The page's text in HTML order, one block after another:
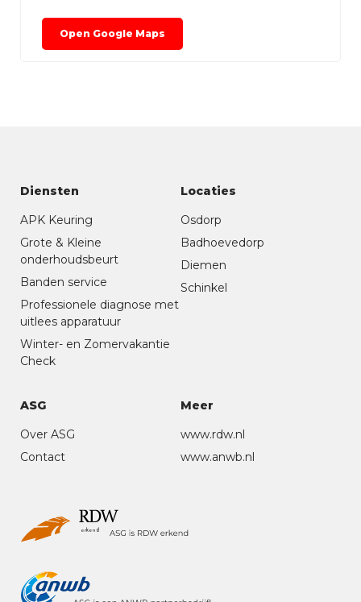
Open Google Maps
Diensten
APK Keuring
Grote & Kleine
onderhoudsbeurt
Banden service
Professionele diagnose met
uitlees apparatuur
Winter- en Zomervakantie
Check
Locaties
Osdorp
Badhoevedorp
Diemen
Schinkel
ASG
Over ASG
Contact
Meer
www.rdw.nl
www.anwb.nl